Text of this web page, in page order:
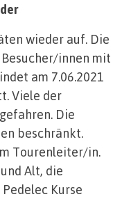
wieder auf. Die
innen mit
am 7.06.2021
Viele der
Die
beschränkt.
Tourenleiter/in.
Alt, die
Kurse